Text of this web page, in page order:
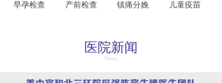
早孕检查 产前检查 镇痛分娩 儿童疫苗
医院新闻
News